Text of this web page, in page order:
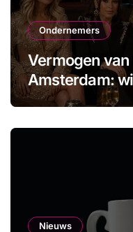
Ondernemers
Vermogen
Amsterdam:
Nieuws